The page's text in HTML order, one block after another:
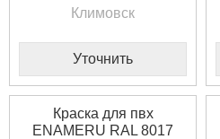
Климовск
Уточнить
Краска для пвх
ENAMERU RAL 8017